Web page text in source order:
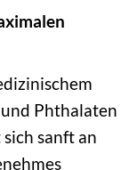
Phthalaten
sanft an